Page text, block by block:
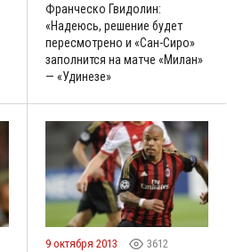
Франческо Гвидолин:
«Надеюсь, решение будет
пересмотрено и «Сан-Сиро»
заполнится на матче «Милан»
— «Удинезе»
9 октября 2013 3612